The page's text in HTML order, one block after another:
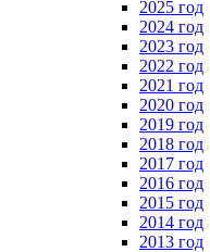
2025 год
2024 год
2023 год
2022 год
2021 год
2020 год
2019 год
2018 год
2017 год
2016 год
2015 год
2014 год
2013 год